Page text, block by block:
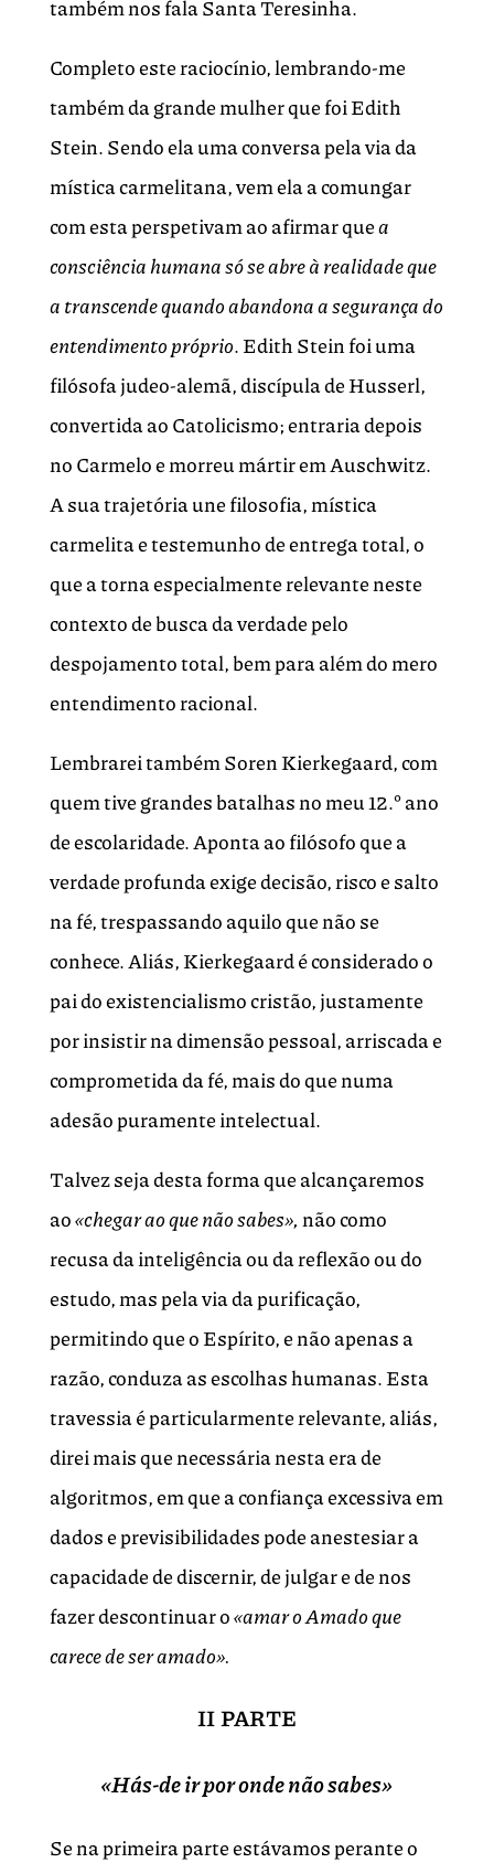
também nos fala Santa Teresinha.
Completo este raciocínio, lembrando-me
também da grande mulher que foi Edith
Stein. Sendo ela uma conversa pela via da
mística carmelitana, vem ela a comungar
com esta perspetivam ao afirmar quea
consciência humana só se abre à realidade que
a transcende quando abandona a segurança do
entendimento próprio. Edith Stein foi uma
filósofa judeo-alemã, discípula de Husserl,
convertida ao Catolicismo; entraria depois
no Carmelo e morreu mártir em Auschwitz.
A sua trajetória une filosofia, mística
carmelita e testemunho de entrega total, o
que a torna especialmente relevante neste
contexto de busca da verdade pelo
despojamento total, bem para além do mero
entendimento racional.
Lembrarei também Soren Kierkegaard, com
quem tive grandes batalhas no meu 12.º ano
de escolaridade. Aponta ao filósofo que a
verdade profunda exige decisão, risco e salto
na fé, trespassando aquilo que não se
conhece. Aliás, Kierkegaard é considerado o
pai do existencialismo cristão, justamente
por insistir na dimensão pessoal, arriscada e
comprometida da fé, mais do que numa
adesão puramente intelectual.
Talvez seja desta forma que alcançaremos
ao«chegar ao que não sabes»,não como
recusa da inteligência ou da reflexão ou do
estudo, mas pela via da purificação,
permitindo que o Espírito, e não apenas a
razão, conduza as escolhas humanas. Esta
travessia é particularmente relevante, aliás,
direi mais que necessária nesta era de
algoritmos, em que a confiança excessiva em
dados e previsibilidades pode anestesiar a
capacidade de discernir, de julgar e de nos
fazer descontinuar o«amar o Amado que
carece de ser amado».
II PARTE
«Hás-de ir por onde não sabes»
Se na primeira parte estávamos perante o